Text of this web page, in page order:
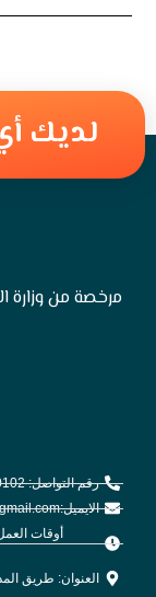
لديك
مرخصة من وزارة
رقم التواصل: 0506650102
الايميل:hail.environment2020@gmail.com
العنوان: طريق